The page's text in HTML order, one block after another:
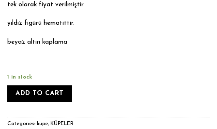
tek olarak fiyat verilmiştir.
yıldız figürü hematittir.
beyaz altın kaplama
1 in stock
ADD TO CART
Categories: küpe, KÜPELER